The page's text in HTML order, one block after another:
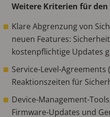
Weitere Kriterien für
Klare Abgrenzung von
neuen Features:
kostenpflichtige Updates
Service-Level-Agreements
Reaktionszeiten für
Device-Management-
Firmware-Updates und